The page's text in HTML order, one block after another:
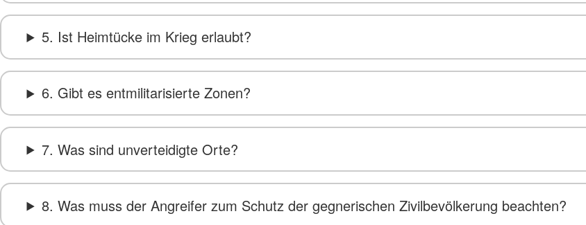
5. Ist Heimtücke im Krieg erlaubt?
6. Gibt es entmilitarisierte Zonen?
7. Was sind unverteidigte Orte?
8. Was muss der Angreifer zum Schutz der gegnerischen Zivilbevölkerung beachten?